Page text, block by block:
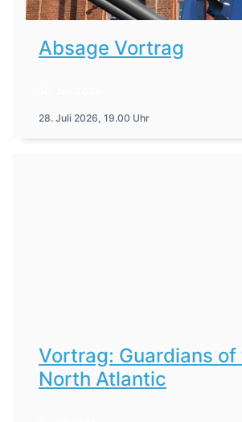
Absage Vortrag
28. Juli 2026, 19.00 Uhr
Vortrag: Guardians of
North Atlantic